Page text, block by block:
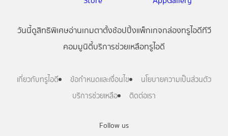
Follow us
วันนี้ดูสิทธิพิเศษอ่านเกมตาตั้งช้อปปิ้งแพ็กเกจกล่องทรูไอดีทีวี
คอมมูนิตี้บริการช่วยเหลือทรูไอดี
เกี่ยวกับทรูไอดี ข้อกำหนดและเงื่อนไข
นโยบายความเป็นส่วนตัว
บริการช่วยเหลือ
ติดต่อเรา